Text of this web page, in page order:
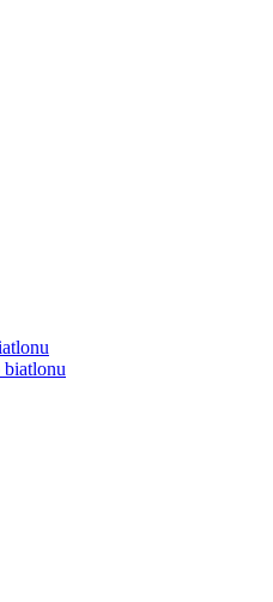
biatlonu